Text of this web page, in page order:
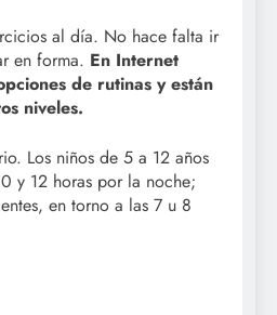
al día. No hace falta ir
en forma. En Internet
de rutinas y están
niveles.
Los niños de 5 a 12 años
y 12 horas por la noche;
en torno a las 7 u 8